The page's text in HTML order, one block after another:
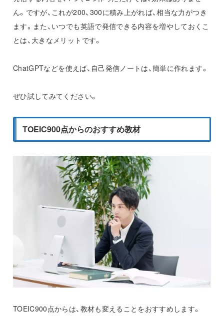
ん。ですが、これが200、300に積み上がれば、相当な力がつき
ます。また、いつでも英語で発信できる内容を増やしておくこ
とは、大きなメリットです。
ChatGPTなどを使えば、自己発信ノートは、簡単に作れます。
ぜひ試してみてください。
TOEIC900点からのおすすめ教材
TOEIC900点からは、教材も変えることをおすすめします。